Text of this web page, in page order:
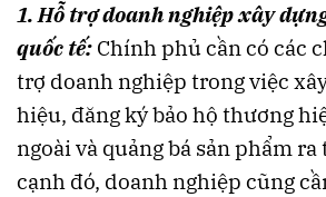
1. Hỗ trợ doanh nghiệp xây
quốc tế: Chính phủ cần có các
trợ doanh nghiệp trong việc
hiệu, đăng ký bảo hộ thương
ngoài và quảng bá sản phẩm
cạnh đó, doanh nghiệp cũng